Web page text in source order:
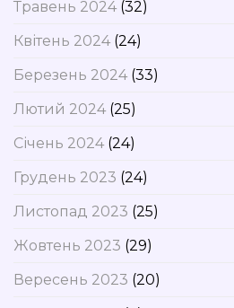
Травень 2024(32)
Квітень 2024(24)
Березень 2024(33)
Лютий 2024(25)
Січень 2024(24)
Грудень 2023 (24)
Листопад 2023 (25)
Жовтень 2023 (29)
Вересень 2023 (20)